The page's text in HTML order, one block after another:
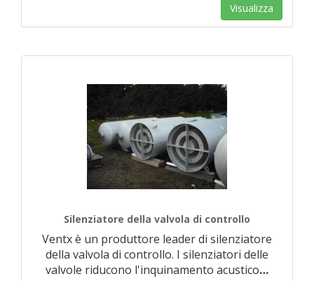
Visualizza
Silenziatore della valvola di controllo
Ventx è un produttore leader di silenziatore
della valvola di controllo. I silenziatori delle
valvole riducono l'inquinamento acustico…